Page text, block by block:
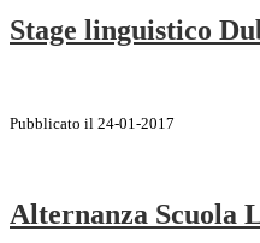
Stage linguistico
Pubblicato il 24-01-2017
Alternanza Scuola